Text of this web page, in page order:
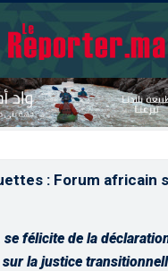
: Forum africain
se félicite de la
la justice